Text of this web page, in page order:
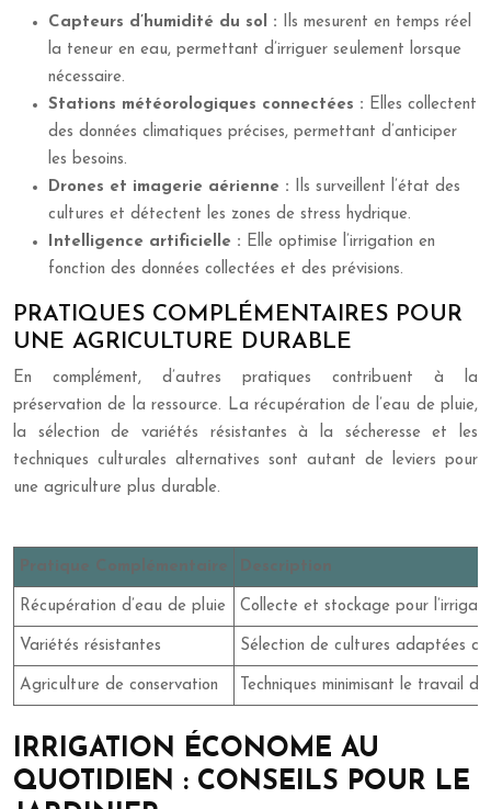
Capteurs d’humidité du sol : Ils mesurent en temps réel
la teneur en eau, permettant d’irriguer seulement lorsque
nécessaire.
Stations météorologiques connectées : Elles collectent
des données climatiques précises, permettant d’anticiper
les besoins.
Drones et imagerie aérienne : Ils surveillent l’état des
cultures et détectent les zones de stress hydrique.
Intelligence artificielle : Elle optimise l’irrigation en
fonction des données collectées et des prévisions.
PRATIQUES COMPLÉMENTAIRES POUR
UNE AGRICULTURE DURABLE
En complément, d’autres pratiques contribuent à la
préservation de la ressource. La récupération de l’eau de pluie,
la sélection de variétés résistantes à la sécheresse et les
techniques culturales alternatives sont autant de leviers pour
une agriculture plus durable.
Récupération d’eau de pluie Collecte et stockage pour
Variétés résistantes Sélection de cultures adaptées
Agriculture de conservation Techniques minimisant le travail du
IRRIGATION ÉCONOME AU
QUOTIDIEN : CONSEILS POUR LE